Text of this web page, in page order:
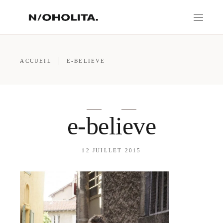
ACCUEIL E-BELIEVE
e-believe
12 JUILLET 2015